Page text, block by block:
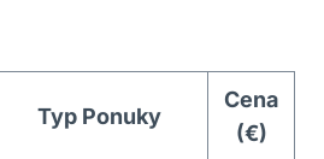
Typ Ponuky
Cena
(€)